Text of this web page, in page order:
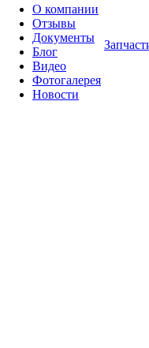
О компании
Отзывы
Документы
Блог
Видео
Фотогалерея
Новости